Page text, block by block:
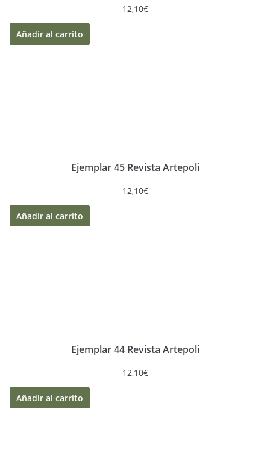
12,10€
Añadir al carrito
Ejemplar 45 Revista Artepoli
12,10€
Añadir al carrito
Ejemplar 44 Revista Artepoli
12,10€
Añadir al carrito